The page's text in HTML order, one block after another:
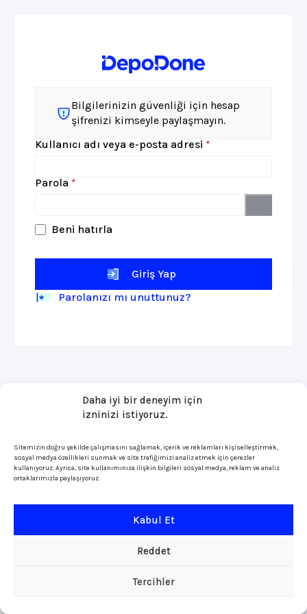
Daha iyi bir deneyim için
izninizi istiyoruz.
Sitemizin doğru şekilde çalışmasını sağlamak, içerik ve reklamları kişiselleştirmek,
sosyal medya özellikleri sunmak ve site trafiğimizi analiz etmek için çerezler
kullanıyoruz. Ayrıca, site kullanımınıza ilişkin bilgileri sosyal medya, reklam ve analiz
ortaklarımızla paylaşıyoruz.
Kabul Et
Reddet
Tercihler
Bilgilerinizin güvenliği için hesap
şifrenizi kimseyle paylaşmayın.
Kullanıcı adı veya e-posta adresi *
Parola *
Beni hatırla
Giriş Yap
Parolanızı mı unuttunuz?